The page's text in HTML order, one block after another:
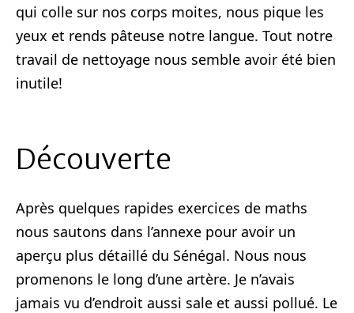
qui colle sur nos corps moites, nous pique les
yeux et rends pâteuse notre langue. Tout notre
travail de nettoyage nous semble avoir été bien
inutile!
Découverte
Après quelques rapides exercices de maths
nous sautons dans l’annexe pour avoir un
aperçu plus détaillé du Sénégal. Nous nous
promenons le long d’une artère. Je n’avais
jamais vu d’endroit aussi sale et aussi pollué. Le